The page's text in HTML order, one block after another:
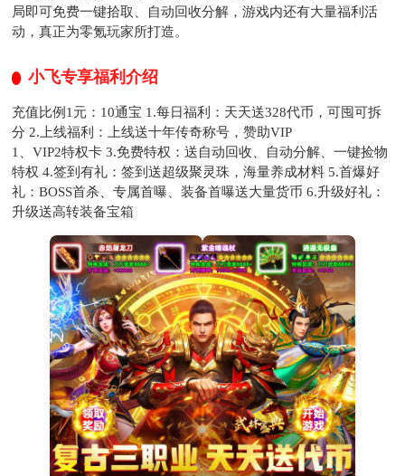
局即可免费一键拾取、自动回收分解，游戏内还有大量福利活
动，真正为零氪玩家所打造。
小飞专享福利介绍
充值比例1元：10通宝 1.每日福利：天天送328代币，可囤可拆
分 2.上线福利：上线送十年传奇称号，赞助VIP
1、VIP2特权卡 3.免费特权：送自动回收、自动分解、一键捡物
特权 4.签到有礼：签到送超级聚灵珠，海量养成材料 5.首爆好
礼：BOSS首杀、专属首曝、装备首曝送大量货币 6.升级好礼：
升级送高转装备宝箱